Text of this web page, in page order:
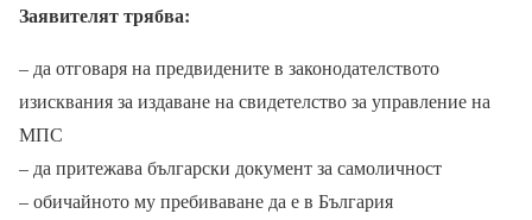
Заявителят трябва:
– да отговаря на предвидените в законодателството
изисквания за издаване на свидетелство за управление на
МПС
– да притежава български документ за самоличност
– обичайното му пребиваване да е в България